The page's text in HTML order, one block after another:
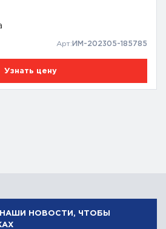
Арт: ИМ-202305-185785
Узнать цену
НОВОСТИ, ЧТОБЫ